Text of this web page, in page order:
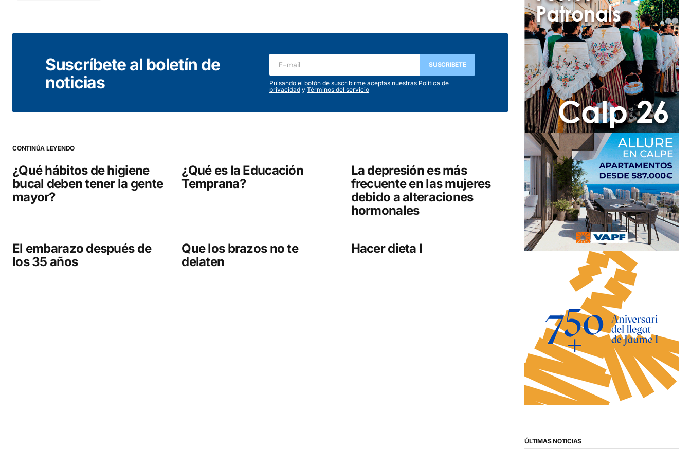
Comentario*
navegador para la próxima vez que comente.
COMENTAR
Suscríbete al boletín de
noticias
SUSCRIBETE
Pulsando el botón de suscribirme aceptas nuestras Política de
privacidad y Términos del servicio
CONTINÚA LEYENDO
¿Qué hábitos de higiene
bucal deben tener la gente
mayor?
¿Qué es la Educación
Temprana?
La depresión es más
frecuente en las mujeres
debido a alteraciones
hormonales
El embarazo después de
los 35 años
Que los brazos no te
delaten
Hacer dieta I
ÚLTIMAS NOTICIAS